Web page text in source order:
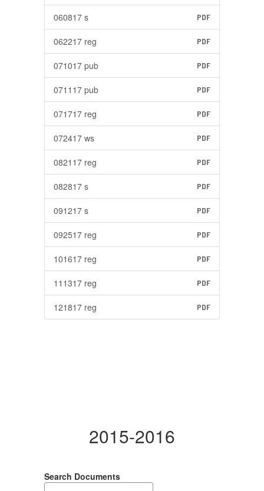
060817 s PDF
062217 reg PDF
071017 pub PDF
071117 pub PDF
071717 reg PDF
072417 ws PDF
082117 reg PDF
082817 s PDF
091217 s PDF
092517 reg PDF
101617 reg PDF
111317 reg PDF
121817 reg PDF
2015-2016
Search Documents